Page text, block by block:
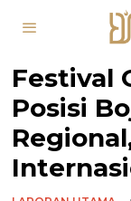
Festival
Posisi